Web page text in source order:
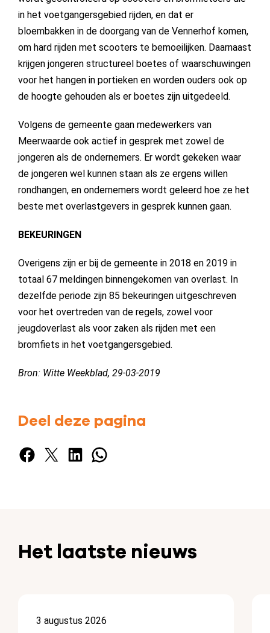
in het voetgangersgebied rijden, en dat er
bloembakken in de doorgang van de Vennerhof komen,
om hard rijden met scooters te bemoeilijken. Daarnaast
krijgen jongeren structureel boetes of waarschuwingen
voor het hangen in portieken en worden ouders ook op
de hoogte gehouden als er boetes zijn uitgedeeld.
Volgens de gemeente gaan medewerkers van
Meerwaarde ook actief in gesprek met zowel de
jongeren als de ondernemers. Er wordt gekeken waar
de jongeren wel kunnen staan als ze ergens willen
rondhangen, en ondernemers wordt geleerd hoe ze het
beste met overlastgevers in gesprek kunnen gaan.
BEKEURINGEN
Overigens zijn er bij de gemeente in 2018 en 2019 in
totaal 67 meldingen binnengekomen van overlast. In
dezelfde periode zijn 85 bekeuringen uitgeschreven
voor het overtreden van de regels, zowel voor
jeugdoverlast als voor zaken als rijden met een
bromfiets in het voetgangersgebied.
Bron: Witte Weekblad, 29-03-2019
Deel deze pagina
Facebook X LinkedIn WhatsApp
Het laatste nieuws
3 augustus 2026